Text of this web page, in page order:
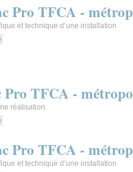
Pro TFCA -
et technique d’une installation
Pro TFCA -
réalisation.
Pro TFCA -
et technique d’une installation